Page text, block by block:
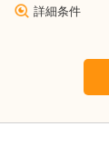
詳細条件